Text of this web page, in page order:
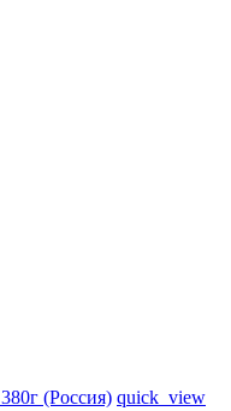
quick_view